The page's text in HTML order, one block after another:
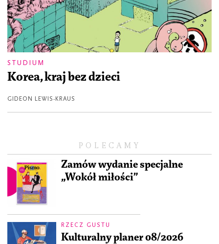
POLECAMY
Zamów wydanie specjalne
„Wokół miłości”
RZECZ GUSTU
Kulturalny planer 08/2026
STUDIUM
Korea, kraj bez dzieci
GIDEON LEWIS-KRAUS